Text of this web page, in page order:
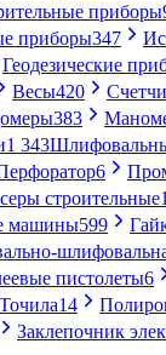
приборы
приборы347
Геодезические
Весы420
383
1 343
6
строительные
машины599
пистолеты6
Точила14
Заклепочник